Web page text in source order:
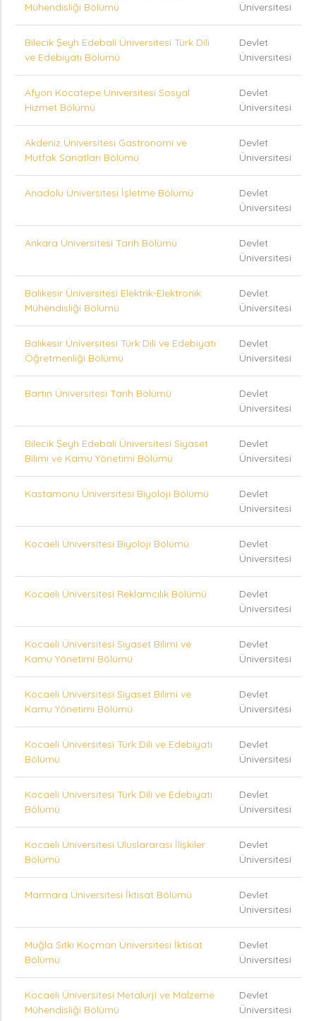
Mühendisliği Bölümü
Üniversitesi
Bilecik Şeyh Edebali Üniversitesi Türk Dili
ve Edebiyatı Bölümü
Devlet
Üniversitesi
Afyon Kocatepe Üniversitesi Sosyal
Hizmet Bölümü
Devlet
Üniversitesi
Akdeniz Üniversitesi Gastronomi ve
Mutfak Sanatları Bölümü
Devlet
Üniversitesi
Anadolu Üniversitesi İşletme Bölümü
Devlet
Üniversitesi
Ankara Üniversitesi Tarih Bölümü
Devlet
Üniversitesi
Balıkesir Üniversitesi Elektrik-Elektronik
Mühendisliği Bölümü
Devlet
Üniversitesi
Balıkesir Üniversitesi Türk Dili ve Edebiyatı
Öğretmenliği Bölümü
Devlet
Üniversitesi
Bartın Üniversitesi Tarih Bölümü
Devlet
Üniversitesi
Bilecik Şeyh Edebali Üniversitesi Siyaset
Bilimi ve Kamu Yönetimi Bölümü
Devlet
Üniversitesi
Kastamonu Üniversitesi Biyoloji Bölümü
Devlet
Üniversitesi
Kocaeli Üniversitesi Biyoloji Bölümü
Devlet
Üniversitesi
Kocaeli Üniversitesi Reklamcılık Bölümü
Devlet
Üniversitesi
Kocaeli Üniversitesi Siyaset Bilimi ve
Kamu Yönetimi Bölümü
Devlet
Üniversitesi
Kocaeli Üniversitesi Siyaset Bilimi ve
Kamu Yönetimi Bölümü
Devlet
Üniversitesi
Kocaeli Üniversitesi Türk Dili ve Edebiyatı
Bölümü
Devlet
Üniversitesi
Kocaeli Üniversitesi Türk Dili ve Edebiyatı
Bölümü
Devlet
Üniversitesi
Kocaeli Üniversitesi Uluslararası İlişkiler
Bölümü
Devlet
Üniversitesi
Marmara Üniversitesi İktisat Bölümü
Devlet
Üniversitesi
Muğla Sıtkı Koçman Üniversitesi İktisat
Bölümü
Devlet
Üniversitesi
Kocaeli Üniversitesi Metalurji ve Malzeme
Mühendisliği Bölümü
Devlet
Üniversitesi